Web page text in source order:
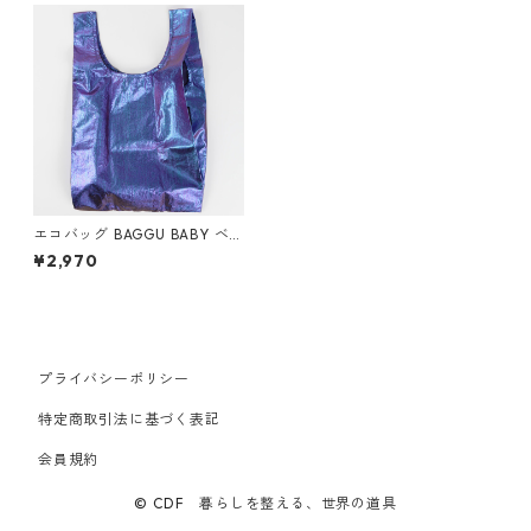
エコバッグ BAGGU BABY ベ
ビーバグゥ バグー メタリック
日本限定モデル オーロラ
¥2,970
プライバシーポリシー
特定商取引法に基づく表記
会員規約
© CDF 暮らしを整える、世界の道具